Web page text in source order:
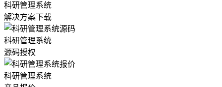
科研管理系统
解决方案下载
科研管理系统
源码授权
科研管理系统